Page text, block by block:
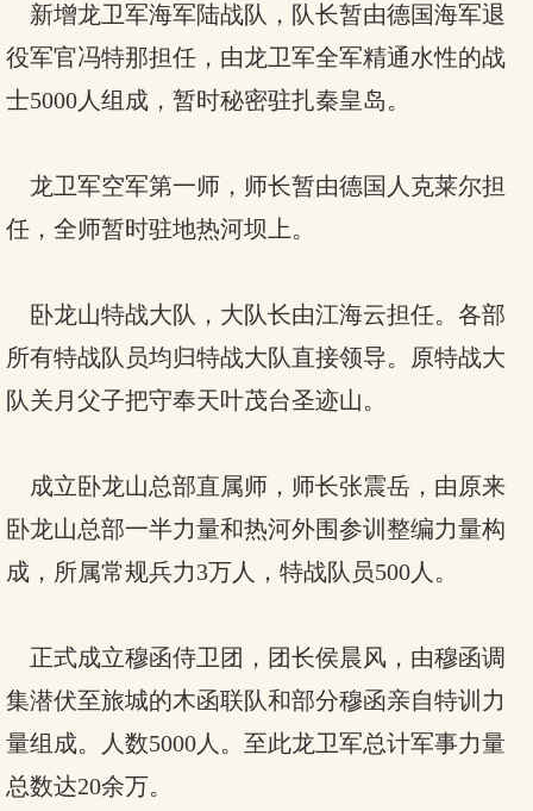
新增龙卫军海军陆战队，队长暂由德国海军退
役军官冯特那担任，由龙卫军全军精通水性的战
士5000人组成，暂时秘密驻扎秦皇岛。
龙卫军空军第一师，师长暂由德国人克莱尔担
任，全师暂时驻地热河坝上。
卧龙山特战大队，大队长由江海云担任。各部
所有特战队员均归特战大队直接领导。原特战大
队关月父子把守奉天叶茂台圣迹山。
成立卧龙山总部直属师，师长张震岳，由原来
卧龙山总部一半力量和热河外围参训整编力量构
成，所属常规兵力3万人，特战队员500人。
正式成立穆函侍卫团，团长侯晨风，由穆函调
集潜伏至旅城的木函联队和部分穆函亲自特训力
量组成。人数5000人。至此龙卫军总计军事力量
总数达20余万。